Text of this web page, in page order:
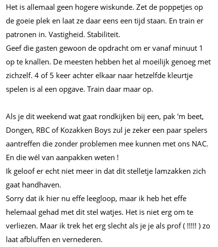
Het is allemaal geen hogere wiskunde. Zet de poppetjes op
de goeie plek en laat ze daar eens een tijd staan. En train er
patronen in. Vastigheid. Stabiliteit.
Geef die gasten gewoon de opdracht om er vanaf minuut 1
op te knallen. De meesten hebben het al moeilijk genoeg met
zichzelf. 4 of 5 keer achter elkaar naar hetzelfde kleurtje
spelen is al een opgave. Train daar maar op.
Als je dit weekend wat gaat rondkijken bij een, pak 'm beet,
Dongen, RBC of Kozakken Boys zul je zeker een paar spelers
aantreffen die zonder problemen mee kunnen met ons NAC.
En die wél van aanpakken weten !
Ik geloof er echt niet meer in dat dit stelletje lamzakken zich
gaat handhaven.
Sorry dat ik hier nu effe leegloop, maar ik heb het effe
helemaal gehad met dit stel watjes. Het is niet erg om te
verliezen. Maar ik trek het erg slecht als je je als prof ( !!!!! ) zo
laat afbluffen en vernederen.